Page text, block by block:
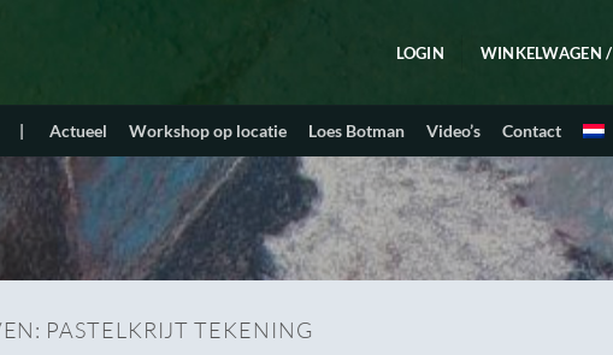
LOGIN WINKELWAGEN /
| Actueel Workshop op locatie Loes Botman Video’s Contact
PASTELKRIJT TEKENING